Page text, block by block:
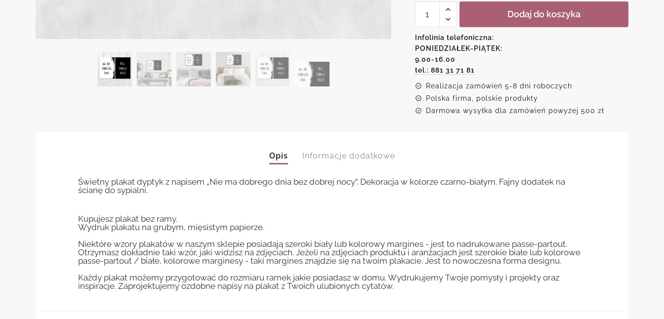
Plakat
Nie
ma
dobrego
dnia
bez
dobrej
nocy
Dodaj do koszyka
Infolinia telefoniczna:
PONIEDZIAŁEK-PIĄTEK:
9.00-16.00
tel.: 881 31 71 81
Realizacja zamówień 5-8 dni roboczych
Polska firma, polskie produkty
Darmowa wysyłka dla zamówień powyżej 500 zł
Opis Informacje dodatkowe
Świetny plakat dyptyk z napisem „Nie ma dobrego dnia bez dobrej nocy”. Dekoracja w kolorze czarno-białym. Fajny dodatek na
ścianę do sypialni.
Kupujesz plakat bez ramy.
Wydruk plakatu na grubym, mięsistym papierze.
Niektóre wzory plakatów w naszym sklepie posiadają szeroki biały lub kolorowy margines - jest to nadrukowane passe-partout.
Otrzymasz dokładnie taki wzór, jaki widzisz na zdjęciach. Jeżeli na zdjęciach produktu i aranżacjach jest szerokie białe lub kolorowe
passe-partout / białe, kolorowe marginesy - taki margines znajdzie się na twoim plakacie. Jest to nowoczesna forma designu.
Każdy plakat możemy przygotować do rozmiaru ramek jakie posiadasz w domu. Wydrukujemy Twoje pomysły i projekty oraz
inspiracje. Zaprojektujemy ozdobne napisy na plakat z Twoich ulubionych cytatów.